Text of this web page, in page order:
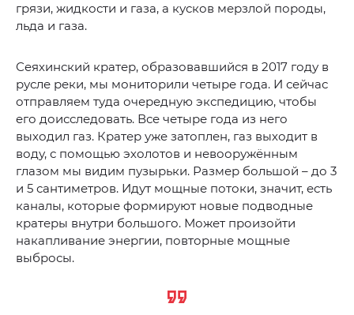
грязи, жидкости и газа, а кусков мерзлой породы,
льда и газа.
Сеяхинский кратер, образовавшийся в 2017 году в
русле реки, мы мониторили четыре года. И сейчас
отправляем туда очередную экспедицию, чтобы
его доисследовать. Все четыре года из него
выходил газ. Кратер уже затоплен, газ выходит в
воду, с помощью эхолотов и невооружённым
глазом мы видим пузырьки. Размер большой – до 3
и 5 сантиметров. Идут мощные потоки, значит, есть
каналы, которые формируют новые подводные
кратеры внутри большого. Может произойти
накапливание энергии, повторные мощные
выбросы.